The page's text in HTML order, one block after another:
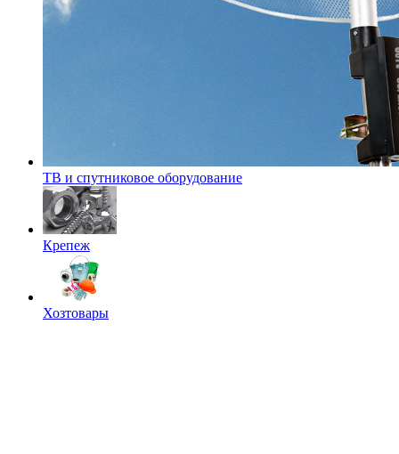
ТВ и спутниковое оборудование
Крепеж
Хозтовары